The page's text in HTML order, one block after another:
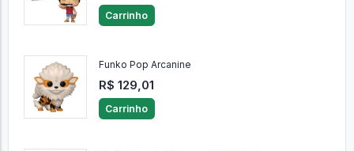
Carrinho
Funko Pop Arcanine
R$ 129,01
Carrinho